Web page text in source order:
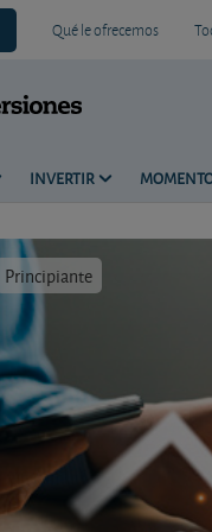
Qué le ofrecemos
INVERTIR
Principiante